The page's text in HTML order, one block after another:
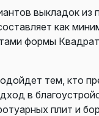
выкладок из
как
формы
тем, кто
в
плит и